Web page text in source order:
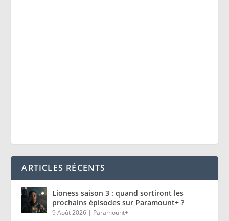
ARTICLES RÉCENTS
Lioness saison 3 : quand sortiront les
prochains épisodes sur Paramount+ ?
9 Août 2026 | Paramount+